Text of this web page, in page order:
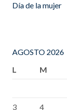
Día de la mujer
AGOSTO 2026
L
M
3
4